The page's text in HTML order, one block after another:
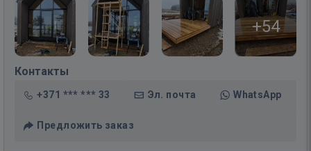
+54
Контакты
+371 *** *** 33 Эл. почта WhatsApp
Предложить заказ